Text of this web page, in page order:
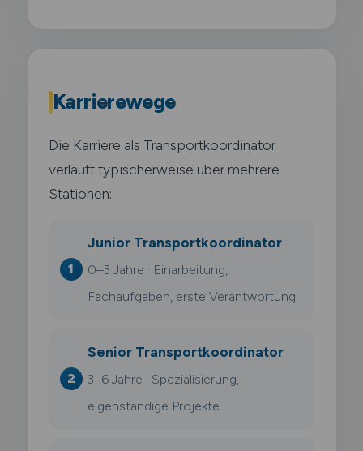
Karrierewege
Die Karriere als Transportkoordinator
verläuft typischerweise über mehrere
Stationen:
Junior Transportkoordinator
0–3 Jahre · Einarbeitung,
Fachaufgaben, erste Verantwortung
Senior Transportkoordinator
3–6 Jahre · Spezialisierung,
eigenständige Projekte